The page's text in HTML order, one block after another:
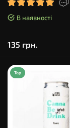
В наявності
135 грн.
Top